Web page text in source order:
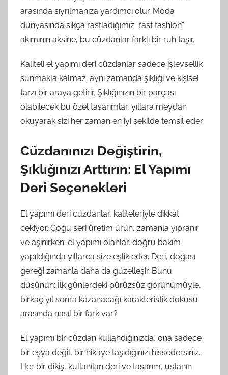
arasında sıyrılmanıza yardımcı olur. Moda
dünyasında sıkça rastladığımız “fast fashion”
akımının aksine, bu cüzdanlar farklı bir ruh taşır.
Kaliteli el yapımı deri cüzdanlar sadece işlevsellik
sunmakla kalmaz; aynı zamanda şıklığı ve kişisel
tarzı bir araya getirir. Şıklığınızın bir parçası
olabilecek bu özel tasarımlar, yıllara meydan
okuyarak sizi her zaman en iyi şekilde temsil eder.
Cüzdanınızı Değiştirin,
Şıklığınızı Arttırın: El Yapımı
Deri Seçenekleri
El yapımı deri cüzdanlar, kaliteleriyle dikkat
çekiyor. Çoğu seri üretim ürün, zamanla yıpranır
ve aşınırken; el yapımı olanlar, doğru bakım
yapıldığında yıllarca size eşlik eder. Deri, doğası
gereği zamanla daha da güzelleşir. Bunu
düşünün: İlk günlerdeki pürüzsüz görünümüyle,
birkaç yıl sonra kazanacağı karakteristik dokusu
arasında nasıl bir fark var?
El yapımı bir cüzdan kullandığınızda, ona sadece
bir eşya değil, bir hikaye taşıdığınızı hissedersiniz.
Her bir dikiş, kullanılan deri ve tasarım, ustanın